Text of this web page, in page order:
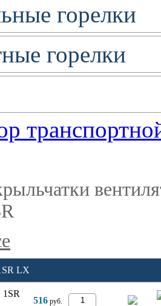
горелки
горелки
LX
516 руб.